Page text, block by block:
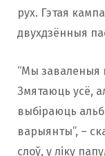
рух. Гэтая
двухдзённыя
“Мы заваленыя
Змятаюць усё,
выбіраюць
варыянты”, –
слоў, у ліку